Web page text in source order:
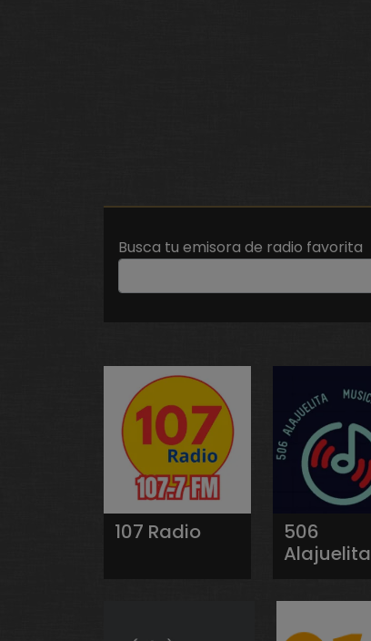
Busca tu emisora de radio favorita
107 Radio
506
Alajuelita